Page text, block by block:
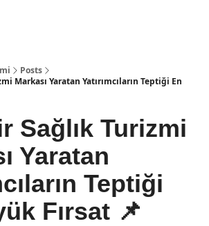
Posts
Markası Yaratan Yatırımcıların Teptiği En
Sağlık Turizmi
Yaratan
Teptiği
Fırsat 📌